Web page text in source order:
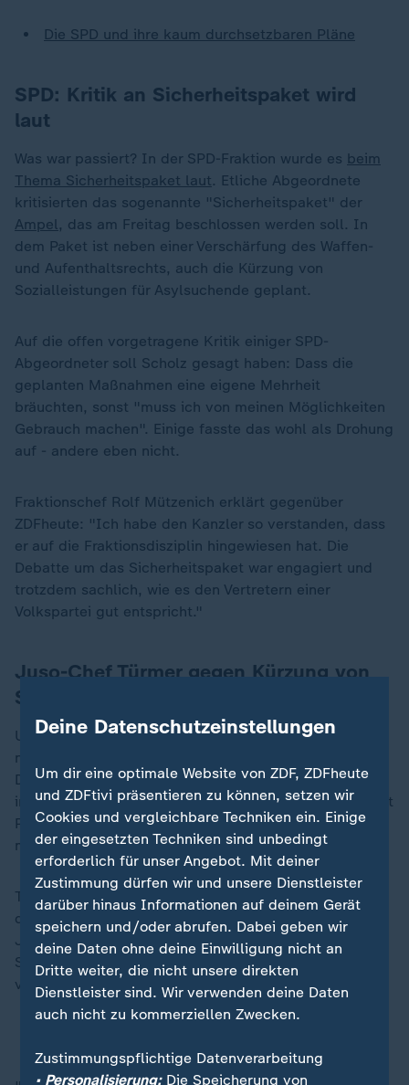
Die SPD und ihre kaum durchsetzbaren Pläne
SPD: Kritik an Sicherheitspaket wird
laut
Was war passiert? In der SPD-Fraktion wurde es beim
Thema Sicherheitspaket laut. Etliche Abgeordnete
kritisierten das sogenannte "Sicherheitspaket" der
Ampel, das am Freitag beschlossen werden soll. In
dem Paket ist neben einer Verschärfung des Waffen-
und Aufenthaltsrechts, auch die Kürzung von
Sozialleistungen für Asylsuchende geplant.
Auf die offen vorgetragene Kritik einiger SPD-
Abgeordneter soll Scholz gesagt haben: Dass die
geplanten Maßnahmen eine eigene Mehrheit
bräuchten, sonst "muss ich von meinen Möglichkeiten
Gebrauch machen". Einige fasste das wohl als Drohung
auf - andere eben nicht.
Fraktionschef Rolf Mützenich erklärt gegenüber
ZDFheute: "Ich habe den Kanzler so verstanden, dass
er auf die Fraktionsdisziplin hingewiesen hat. Die
Debatte um das Sicherheitspaket war engagiert und
trotzdem sachlich, wie es den Vertretern einer
Volkspartei gut entspricht."
Juso-Chef Türmer gegen Kürzung von
Sozialleistungen
Und so steht Aussage gegen Aussage - Unbeteiligte,
neutrale Beobachter gibt es ja nicht. "Ich finde, diese
Diskussionen sind wichtig und sollten nicht mit
irgendwelchen Machtworten unterdrückt werden", sagt
Phillipp Türmer, der JUSO-Vorsitzende, im Interview
mit ZDFheute.
Türmer, ist nicht Fraktionsmitglied, war also nicht
dabei, ist allerdings gut vernetzt. Ihm und seinen
JUSOS missfallen vor allem jene Teile des
Sicherheitspakets, die die Migration betreffen. Auch
viele SPD-Abgeordnete haben da Bauchschmerzen.
Deine Datenschutzeinstellungen
Um dir eine optimale Website von ZDF, ZDFheute
und ZDFtivi präsentieren zu können, setzen wir
Cookies und vergleichbare Techniken ein. Einige
der eingesetzten Techniken sind unbedingt
erforderlich für unser Angebot. Mit deiner
Zustimmung dürfen wir und unsere Dienstleister
darüber hinaus Informationen auf deinem Gerät
speichern und/oder abrufen. Dabei geben wir
deine Daten ohne deine Einwilligung nicht an
Dritte weiter, die nicht unsere direkten
Dienstleister sind. Wir verwenden deine Daten
auch nicht zu kommerziellen Zwecken.
Zustimmungspflichtige Datenverarbeitung
• Personalisierung:Die Speicherung von